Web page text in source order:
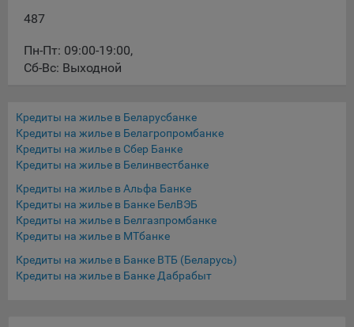
Технические настройки хранят технические данные вашего
выбора (например, языкового). Техническая аналитика
Компании, которой мы поручаем обработку данных для
данной цели:
Сервис хранения информации, предоставляемый
компанией, согласно договора аренды ООО «Рэкун
технолоджи», 220069 г. Минск, пр-т Дзержинского, д.3Б,
Отключение рекламных cookie-файлы не позволит
487
Пн-Пт: 09:00-19:00,
Сб-Вс: Выходной
Кредиты на жилье в Беларусбанке
Кредиты на жилье в Белагропромбанке
Кредиты на жилье в Сбер Банке
Кредиты на жилье в Белинвестбанке
Кредиты на жилье в Альфа Банке
Кредиты на жилье в Банке БелВЭБ
Кредиты на жилье в Белгазпромбанке
Кредиты на жилье в МТбанке
Кредиты на жилье в Банке ВТБ (Беларусь)
Кредиты на жилье в Банке Дабрабыт